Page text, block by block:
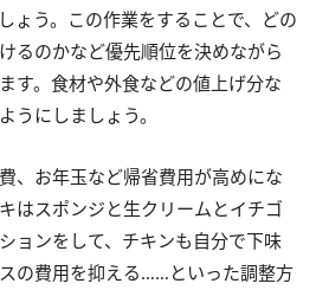
ょう。この作業をすることで、どの
るのかなど優先順位を決めながら
す。食材や外食などの値上げ分な
うにしましょう。
、お年玉など帰省費用が高めにな
はスポンジと生クリームとイチゴ
ョンをして、チキンも自分で下味
の費用を抑える……といった調整方